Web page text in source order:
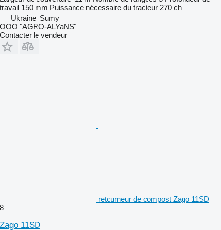
travail 150 mm Puissance nécessaire du tracteur 270 ch
Ukraine, Sumy
OOO "AGRO-ALYaNS"
Contacter le vendeur
retourneur de compost Zago 11SD
8
Zago 11SD